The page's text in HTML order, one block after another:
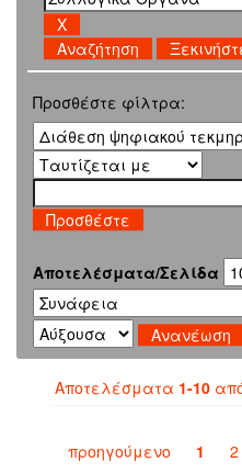
Προσθέστε φίλτρα:
Αποτελέσματα/Σελίδα
Αποτελέσματα 1-10
προηγούμενο 1 2